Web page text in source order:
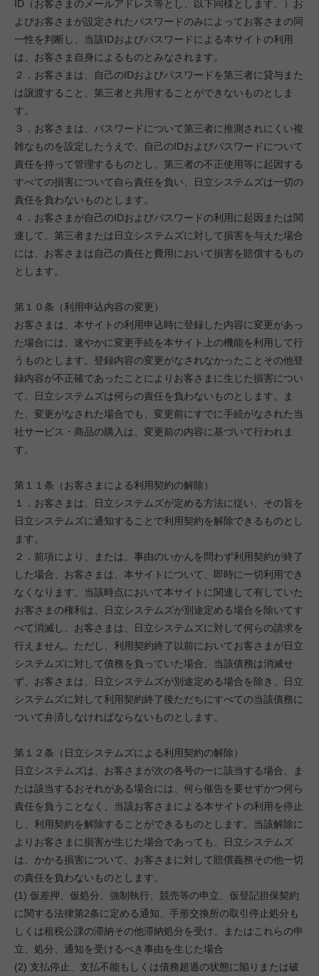
ID（お客さまのメールアドレス等とし、以下同様とします。）お
よびお客さまが設定されたパスワードのみによってお客さまの同
一性を判断し、当該IDおよびパスワードによる本サイトの利用
は、お客さま自身によるものとみなされます。
２．お客さまは、自己のIDおよびパスワードを第三者に貸与また
は譲渡すること、第三者と共用することができないものとしま
す。
３．お客さまは、パスワードについて第三者に推測されにくい複
雑なものを設定したうえで、自己のIDおよびパスワードについて
責任を持って管理するものとし、第三者の不正使用等に起因する
すべての損害について自ら責任を負い、日立システムズは一切の
責任を負わないものとします。
４．お客さまが自己のIDおよびパスワードの利用に起因または関
連して、第三者または日立システムズに対して損害を与えた場合
には、お客さまは自己の責任と費用において損害を賠償するもの
とします。
第１０条（利用申込内容の変更）
お客さまは、本サイトの利用申込時に登録した内容に変更があっ
た場合には、速やかに変更手続を本サイト上の機能を利用して行
うものとします。登録内容の変更がなされなかったことその他登
録内容が不正確であったことによりお客さまに生じた損害につい
て、日立システムズは何らの責任を負わないものとします。ま
た、変更がなされた場合でも、変更前にすでに手続がなされた当
社サービス・商品の購入は、変更前の内容に基づいて行われま
す。
第１１条（お客さまによる利用契約の解除）
１．お客さまは、日立システムズが定める方法に従い、その旨を
日立システムズに通知することで利用契約を解除できるものとし
ます。
２．前項により、または、事由のいかんを問わず利用契約が終了
した場合、お客さまは、本サイトについて、即時に一切利用でき
なくなります。当該時点において本サイトに関連して有していた
お客さまの権利は、日立システムズが別途定める場合を除いてす
べて消滅し、お客さまは、日立システムズに対して何らの請求を
行えません。ただし、利用契約終了以前においてお客さまが日立
システムズに対して債務を負っていた場合、当該債務は消滅せ
ず、お客さまは、日立システムズが別途定める場合を除き、日立
システムズに対して利用契約終了後ただちにすべての当該債務に
ついて弁済しなければならないものとします。
第１２条（日立システムズによる利用契約の解除）
日立システムズは、お客さまが次の各号の一に該当する場合、ま
たは該当するおそれがある場合には、何ら催告を要せずかつ何ら
責任を負うことなく、当該お客さまによる本サイトの利用を停止
し、利用契約を解除することができるものとします。当該解除に
よりお客さまに損害が生じた場合であっても、日立システムズ
は、かかる損害について、お客さまに対して賠償義務その他一切
の責任を負わないものとします。
(1) 仮差押、仮処分、強制執行、競売等の申立、仮登記担保契約
に関する法律第2条に定める通知、手形交換所の取引停止処分も
しくは租税公課の滞納その他滞納処分を受け、またはこれらの申
立、処分、通知を受けるべき事由を生じた場合
(2) 支払停止、支払不能もしくは債務超過の状態に陥りまたは破